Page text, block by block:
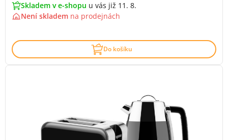
Skladem v e-shopu u vás již 11. 8.
Není skladem na prodejnách
Do košíku